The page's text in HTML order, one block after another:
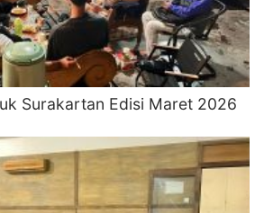
Surakartan Edisi Maret 2026